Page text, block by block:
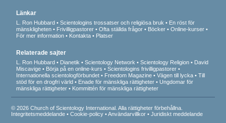
Länkar
L. Ron Hubbard Scientologins trossatser och religiösa bruk
En röst för
mänskligheten
Frivilligpastorer Ofta ställda frågor Böcker
Online-kurser
För mer information
Kontakta Platser
Relaterade sajter
L. Ron Hubbard Dianetik Scientology Network Scientology Religion
David
Miscavige
Börja på en online-kurs
Scientologins frivilligpastorer
Internationella scientologförbundet
Freedom Magazine Vägen till lycka
Till
stöd för en drogfri värld
Enade för mänskliga rättigheter
Ungdomar för
mänskliga rättigheter
Kommittén för mänskliga rättigheter
© 2026 Church of Scientology International. Alla rättigheter förbehållna.
Integritetsmeddelande •Cookie-policy •Användarvillkor •Juridiskt meddelande